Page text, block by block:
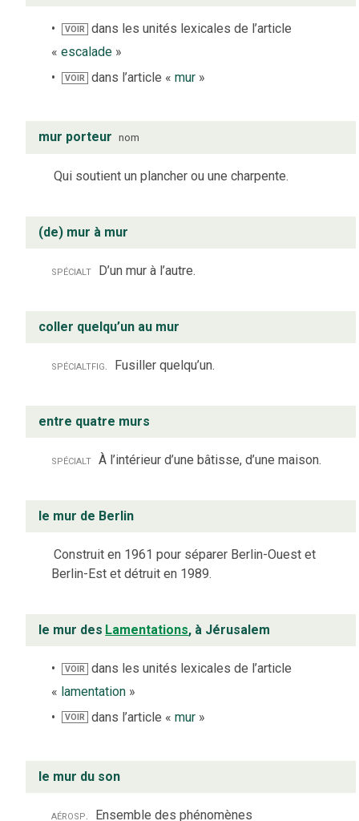
VOIR
dans les unités lexicales de l’article
« escalade »
VOIR dans l’article «mur »
mur porteur nom
Qui soutient un plancher ou une charpente.
(de) mur à mur
spécialt D’un mur à l’autre.
coller quelqu’un au mur
spécialtfig. Fusiller quelqu’un.
entre quatre murs
spécialt À l’intérieur d’une bâtisse, d’une maison.
le mur de Berlin
Construit en 1961 pour séparer Berlin-Ouest et
Berlin-Est et détruit en 1989.
le mur des Lamentations, à Jérusalem
VOIR
dans les unités lexicales de l’article
« lamentation »
VOIR dans l’article «mur »
le mur du son
aérosp. Ensemble des phénomènes